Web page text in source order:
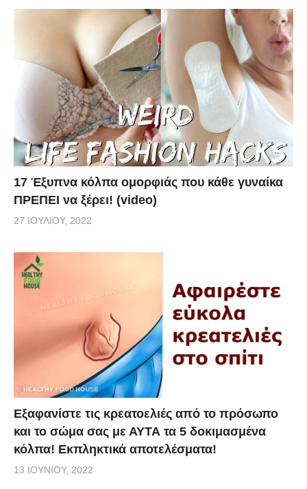
17 Έξυπνα κόλπα ομορφιάς που κάθε γυναίκα
ΠΡΕΠΕΙ να ξέρει! (video)
27 ΙΟΥΛΊΟΥ, 2022
Εξαφανίστε τις κρεατοελιές από το πρόσωπο
και το σώμα σας με ΑΥΤΑ τα 5 δοκιμασμένα
κόλπα! Εκπληκτικά αποτελέσματα!
13 ΙΟΥΝΊΟΥ, 2022